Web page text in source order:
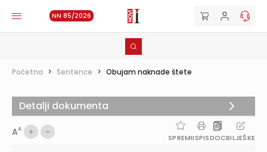
NN 85/2026
Početna > Sentence > Obujam naknade štete
AA
SPREMIISPISDOCBILJEŠKE
Detalji dokumenta